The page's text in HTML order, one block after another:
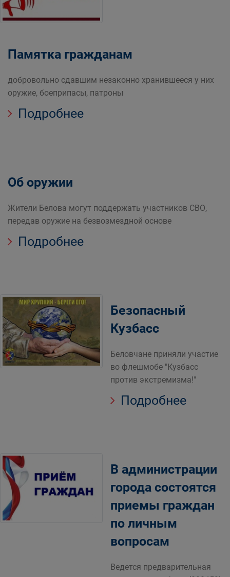
Памятка гражданам
добровольно сдавшим незаконно хранившееся у них
оружие, боеприпасы, патроны
Подробнее
Об оружии
Жители Белова могут поддержать участников СВО,
передав оружие на безвозмездной основе
Подробнее
Безопасный
Кузбасс
Беловчане приняли участие
во флешмобе "Кузбасс
против экстремизма!"
Подробнее
В администрации
города состоятся
приемы граждан
по личным
вопросам
Ведется предварительная